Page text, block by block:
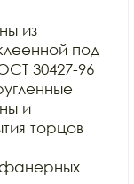
из
под
30427-96
и
торцов
фанерных